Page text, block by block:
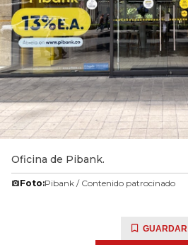
Oficina de Pibank.
Foto:Pibank / Contenido patrocinado
GUARDAR